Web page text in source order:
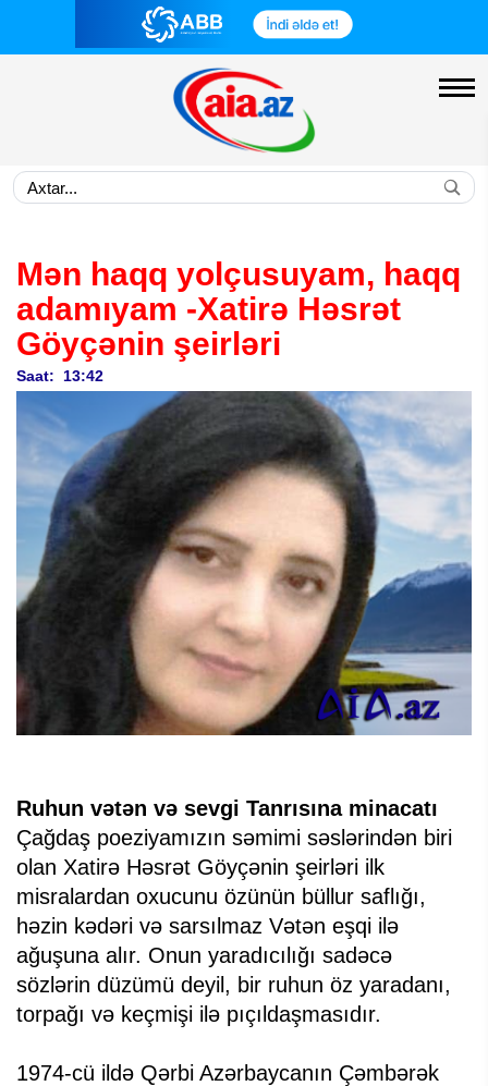
Mən haqq yolçusuyam, haqq
adamıyam -Xatirə Həsrət
Göyçənin şeirləri
Saat: 13:42
Ruhun vətən və sevgi Tanrısına minacatı
Çağdaş poeziyamızın səmimi səslərindən biri
olan Xatirə Həsrət Göyçənin şeirləri ilk
misralardan oxucunu özünün büllur saflığı,
həzin kədəri və sarsılmaz Vətən eşqi ilə
ağuşuna alır. Onun yaradıcılığı sadəcə
sözlərin düzümü deyil, bir ruhun öz yaradanı,
torpağı və keçmişi ilə pıçıldaşmasıdır.
1974-cü ildə Qərbi Azərbaycanın Çəmbərək